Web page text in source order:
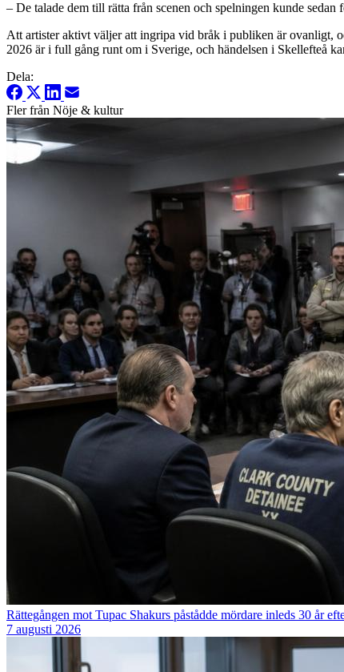
– De talade dem till rätta från scenen och spelningen kunde
Att artister aktivt väljer att ingripa vid bråk i publiken är ovanligt,
2026 är i full gång runt om i Sverige, och händelsen i Skellefteå
Dela:
Fler från Nöje & kultur
Rättegången mot Tupac Shakurs påstådde mördare inleds 30 år
7 augusti 2026